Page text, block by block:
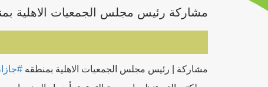
مشاركة رئيس مجلس الجمعيات الاهلية
مشاركة | رئيس مجلس الجمعيات الاهلية بمنطقه